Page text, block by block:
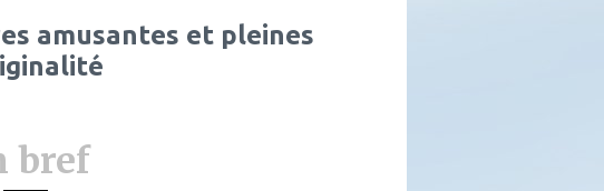
amusantes et pleines
bref